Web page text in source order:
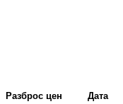
Разброс цен
Дата